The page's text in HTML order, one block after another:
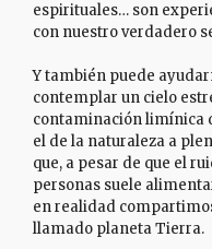
espirituales… son
con nuestro verdadero
Y también puede
contemplar un cielo
contaminación limínica
el de la naturaleza a
que, a pesar de que el
personas suele
en realidad
llamado planeta Tierra.